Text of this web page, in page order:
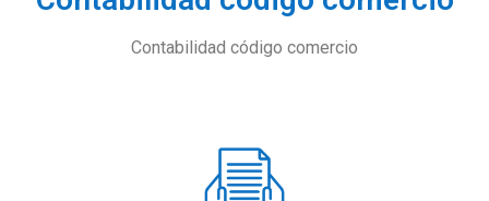
Contabilidad código comercio